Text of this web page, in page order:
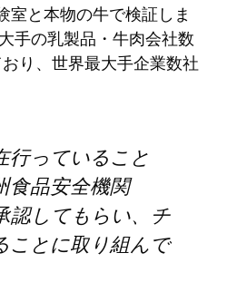
室と本物の牛で検証しま
手の乳製品・牛肉会社数
り、世界最大手企業数社
行っていること
食品安全機関
認してもらい、チ
ことに取り組んで